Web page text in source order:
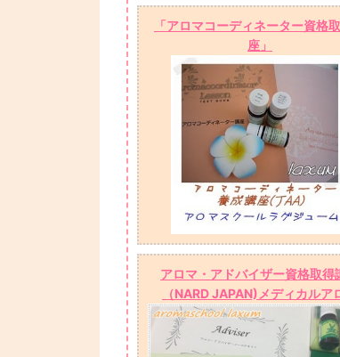
「アロマコーディネーター資格
座」
アロマ・アドバイザー資格取得
（NARD JAPAN)メディカルア